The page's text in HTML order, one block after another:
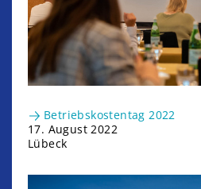
Betriebskostentag 2022
17. August 2022
Lübeck